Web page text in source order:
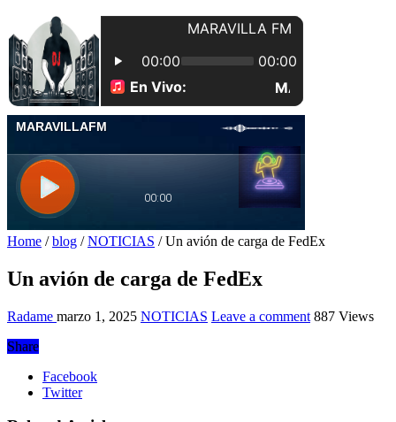
Home / blog / NOTICIAS / Un avión de carga de FedEx
Un avión de carga de FedEx
Radame marzo 1, 2025 NOTICIAS Leave a comment 887 Views
Share
Facebook
Twitter